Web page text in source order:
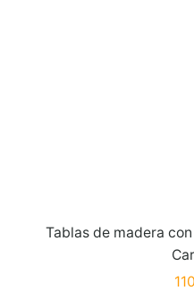
Tablas de madera